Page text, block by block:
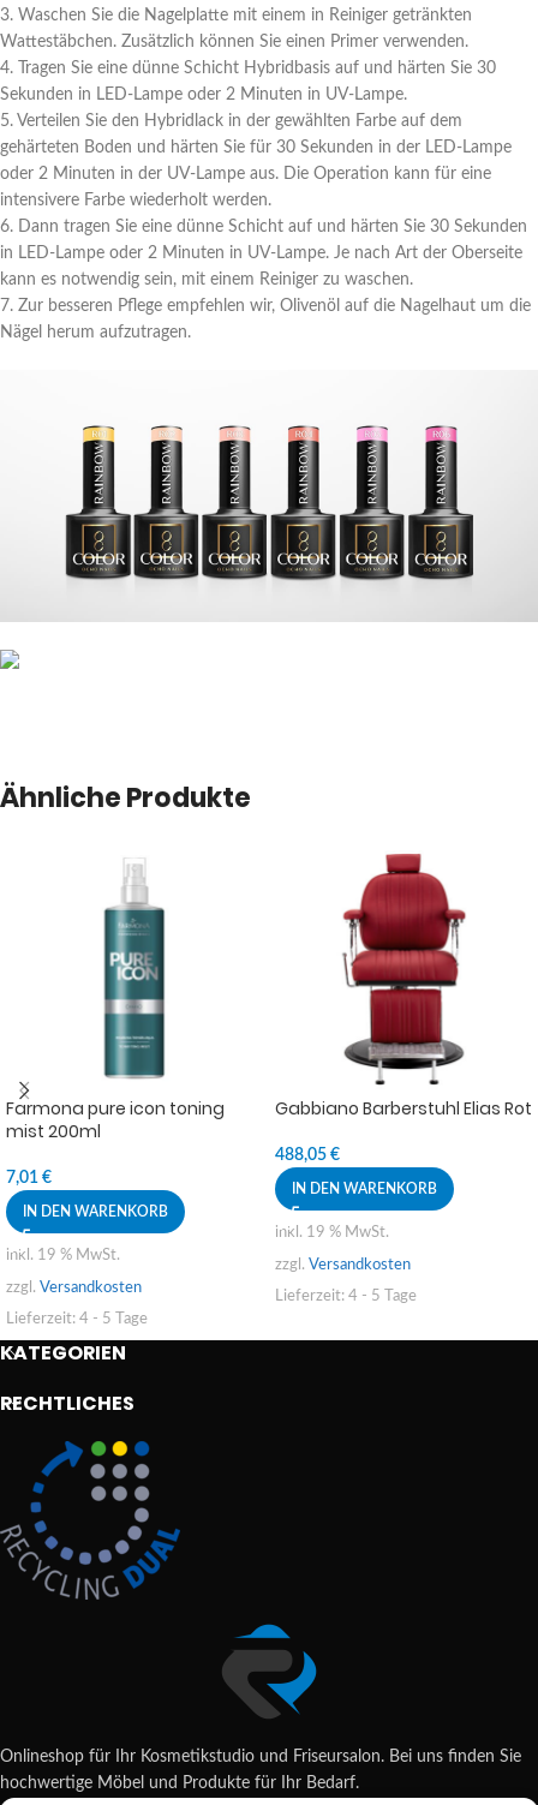
3. Waschen Sie die Nagelplatte mit einem in Reiniger getränkten
Wattestäbchen. Zusätzlich können Sie einen Primer verwenden.
4. Tragen Sie eine dünne Schicht Hybridbasis auf und härten Sie 30
Sekunden in LED-Lampe oder 2 Minuten in UV-Lampe.
5. Verteilen Sie den Hybridlack in der gewählten Farbe auf dem
gehärteten Boden und härten Sie für 30 Sekunden in der LED-Lampe
oder 2 Minuten in der UV-Lampe aus. Die Operation kann für eine
intensivere Farbe wiederholt werden.
6. Dann tragen Sie eine dünne Schicht auf und härten Sie 30 Sekunden
in LED-Lampe oder 2 Minuten in UV-Lampe. Je nach Art der Oberseite
kann es notwendig sein, mit einem Reiniger zu waschen.
7. Zur besseren Pflege empfehlen wir, Olivenöl auf die Nagelhaut um die
Nägel herum aufzutragen.
Ähnliche Produkte
Farmona pure icon toning
mist 200ml
7,01 €
IN DEN WARENKORB
inkl. 19 % MwSt.
zzgl. Versandkosten
Lieferzeit: 4 - 5 Tage
Gabbiano Barberstuhl Elias Rot
488,05 €
IN DEN WARENKORB
inkl. 19 % MwSt.
zzgl. Versandkosten
Lieferzeit: 4 - 5 Tage
KATEGORIEN
RECHTLICHES
Onlineshop für Ihr Kosmetikstudio und Friseursalon. Bei uns finden Sie
hochwertige Möbel und Produkte für Ihr Bedarf.